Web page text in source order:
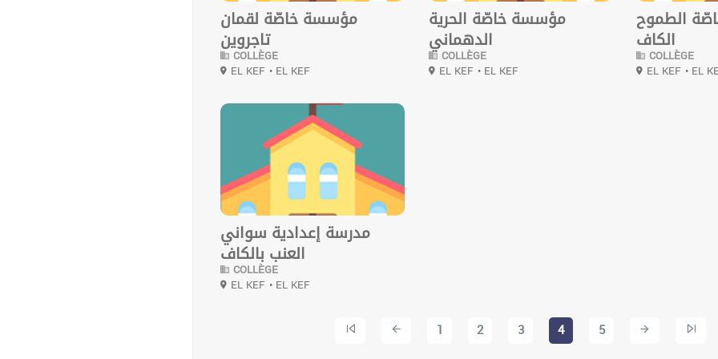
مؤسسة خاصّة لقمان
تاجروين
COLLÈGE
EL KEF • EL KEF
مؤسسة خاصّة الحرية
الدهماني
COLLÈGE
EL KEF • EL KEF
الطموح
الكاف
COLLÈGE
EL KEF • EL
مدرسة إعدادية سواني
العنب بالكاف
COLLÈGE
EL KEF • EL KEF
1 2 3 4 5